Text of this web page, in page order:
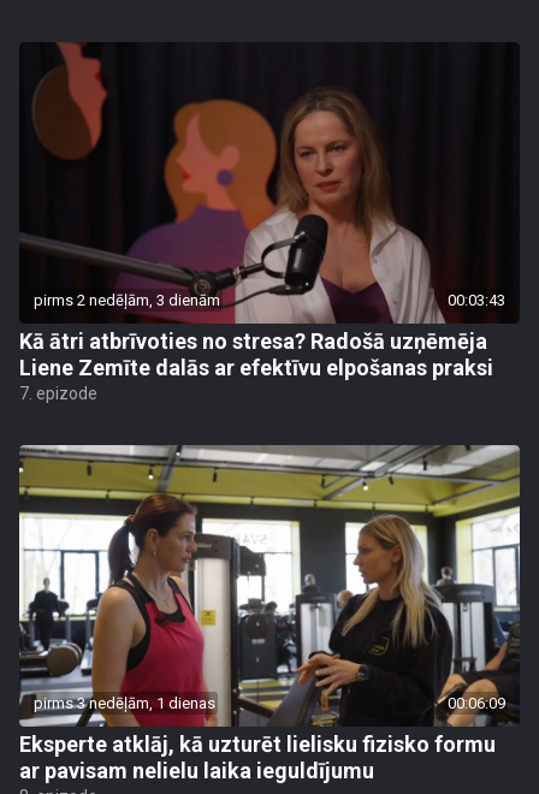
pirms 2 nedēļām, 3 dienām 00:03:43
Kā ātri atbrīvoties no stresa? Radošā uzņēmēja
Liene Zemīte dalās ar efektīvu elpošanas praksi
7. epizode
pirms 3 nedēļām, 1 dienas 00:06:09
Eksperte atklāj, kā uzturēt lielisku fizisko formu
ar pavisam nelielu laika ieguldījumu